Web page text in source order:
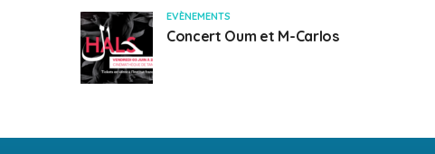
EVÈNEMENTS
Concert Oum et M-Carlos